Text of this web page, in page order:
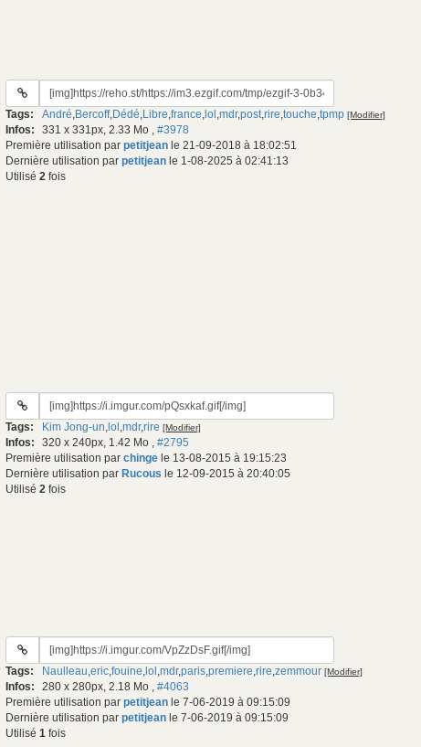
URL
gif:
Tags: André,Bercoff,Dédé,Libre,france, lol ,mdr,post,rire,touche,tpmp [Modifier]
Infos: 331 x 331px, 2.33 Mo , #3978
Première utilisation par petitjean le 21-09-2018 à 18:02:51
Dernière utilisation par petitjean le 1-08-2025 à 02:41:13
Utilisé 2 fois
URL
gif:
Tags: Kim Jong-un, lol ,mdr,rire [Modifier]
Infos: 320 x 240px, 1.42 Mo , #2795
Première utilisation par chinge le 13-08-2015 à 19:15:23
Dernière utilisation par Rucous le 12-09-2015 à 20:40:05
Utilisé 2 fois
URL
gif:
Tags: Naulleau,eric,fouine, lol ,mdr,paris,premiere,rire,zemmour [Modifier]
Infos: 280 x 280px, 2.18 Mo , #4063
Première utilisation par petitjean le 7-06-2019 à 09:15:09
Dernière utilisation par petitjean le 7-06-2019 à 09:15:09
Utilisé 1 fois